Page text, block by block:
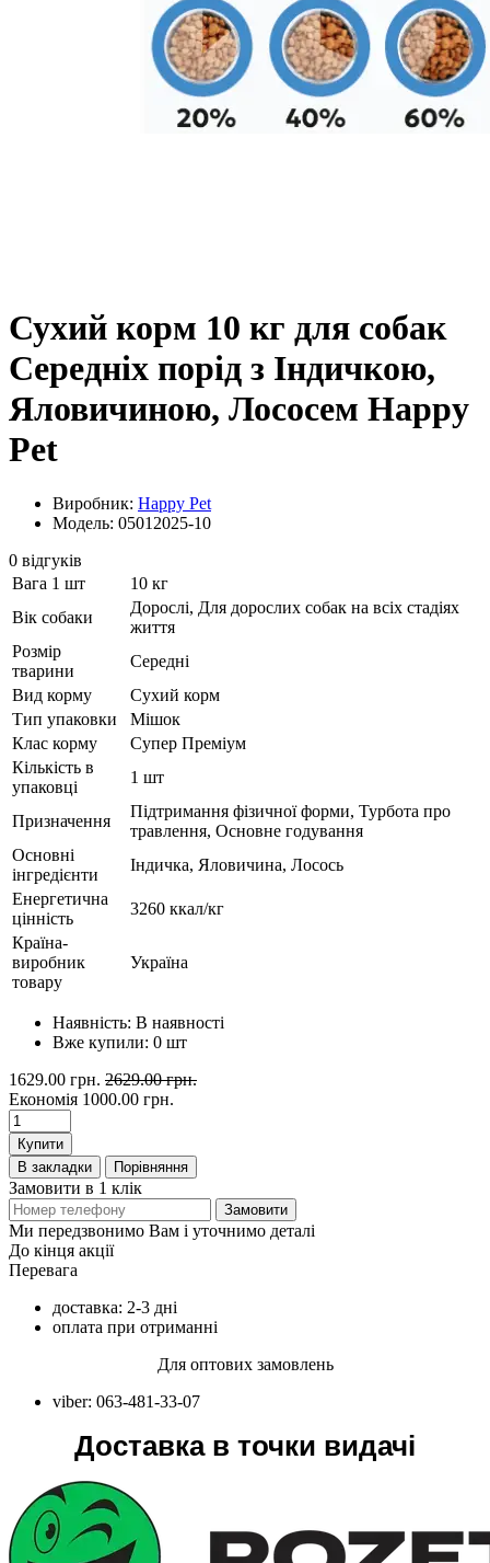
Сухий корм 10 кг для собак
Середніх порід з Індичкою,
Яловичиною, Лососем Happy
Pet
Виробник: Happy Pet
Модель: 05012025-10
0 відгуків
Вага 1 шт
10 кг
Вік собаки
Дорослі, Для дорослих собак на всіх стадіях
життя
Розмір
тварини
Середні
Вид корму
Сухий корм
Тип упаковки
Мішок
Клас корму
Супер Преміум
Кількість в
упаковці
1 шт
Призначення
Підтримання фізичної форми, Турбота про
травлення, Основне годування
Основні
інгредієнти
Індичка, Яловичина, Лосось
Енергетична
цінність
3260 ккал/кг
Країна-
виробник
товару
Україна
Наявність: В наявності
Вже купили: 0 шт
1629.00 грн. 2629.00 грн.
Економія 1000.00 грн.
Купити
В закладки
Порівняння
Замовити в 1 клік
Замовити
Ми передзвонимо Вам і уточнимо деталі
До кінця акції
Перевага
доставка: 2-3 дні
оплата при отриманні
Для оптових замовлень
viber: 063-481-33-07
Доставка в точки видачі